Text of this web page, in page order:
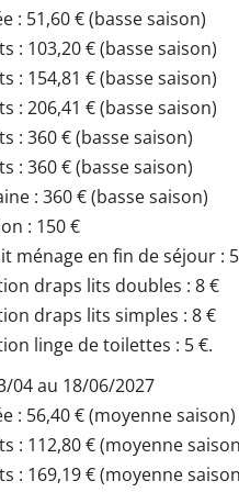
: 51,60 € (basse saison)
: 103,20 € (basse saison)
: 154,81 € (basse saison)
: 206,41 € (basse saison)
: 360 € (basse saison)
: 360 € (basse saison)
: 360 € (basse saison)
: 150 €
ménage en fin de séjour :
draps lits doubles : 8 €
draps lits simples : 8 €
linge de toilettes : 5 €.
04 au 18/06/2027
: 56,40 € (moyenne saison)
: 112,80 € (moyenne
: 169,19 € (moyenne